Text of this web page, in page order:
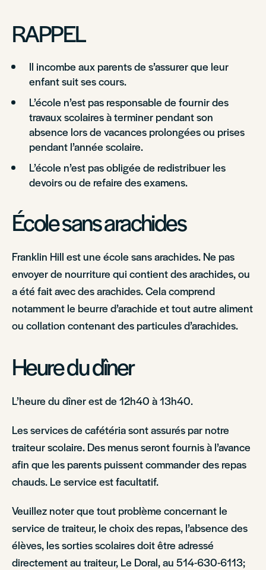
RAPPEL
Il incombe aux parents de s’assurer que leur
enfant suit ses cours.
L’école n’est pas responsable de fournir des
travaux scolaires à terminer pendant son
absence lors de vacances prolongées ou prises
pendant l’année scolaire.
L’école n’est pas obligée de redistribuer les
devoirs ou de refaire des examens.
École sans arachides
Franklin Hill est une école sans arachides. Ne pas
envoyer de nourriture qui contient des arachides, ou
a été fait avec des arachides. Cela comprend
notamment le beurre d’arachide et tout autre aliment
ou collation contenant des particules d’arachides.
Heure du dîner
L’heure du dîner est de 12h40 à 13h40.
Les services de cafétéria sont assurés par notre
traiteur scolaire. Des menus seront fournis à l’avance
afin que les parents puissent commander des repas
chauds. Le service est facultatif.
Veuillez noter que tout problème concernant le
service de traiteur, le choix des repas, l’absence des
élèves, les sorties scolaires doit être adressé
directement au traiteur, Le Doral, au 514-630-6113;